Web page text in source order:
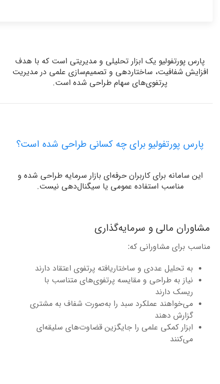
پارس پورتفولیو یک ابزار تحلیلی و مدیریتی است که با هدف
افزایش شفافیت، ساختاردهی و تصمیم‌سازی علمی در مدیریت
پرتفوی‌های سهام طراحی شده است.
پارس پورتفولیو برای چه کسانی طراحی شده است؟
این سامانه برای کاربران حرفه‌ای بازار سرمایه طراحی شده و
مناسب استفاده عمومی یا سیگنال‌دهی نیست.
مالی و سرمایه‌گذاری
برای مشاورانی که:
به تحلیل عددی و ساختاریافته پرتفوی اعتقاد دارند
نیاز به طراحی و مقایسه پرتفوی‌های متناسب با
ریسک دارند
می‌خواهند عملکرد سبد را به‌صورت شفاف به مشتری
گزارش دهند
ابزار کمکی علمی را جایگزین قضاوت‌های سلیقه‌ای
می‌کنند